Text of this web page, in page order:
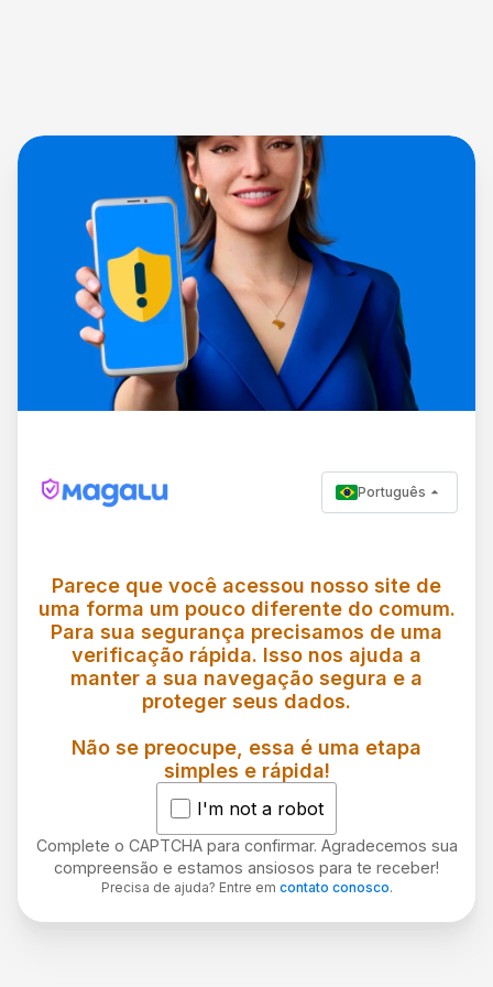
Português
Parece que você acessou nosso site de
uma forma um pouco diferente do comum.
Para sua segurança precisamos de uma
verificação rápida. Isso nos ajuda a
manter a sua navegação segura e a
proteger seus dados.
Não se preocupe, essa é uma etapa
simples e rápida!
I'm not a robot
Complete o CAPTCHA para confirmar. Agradecemos sua
compreensão e estamos ansiosos para te receber!
Precisa de ajuda? Entre em contato conosco.